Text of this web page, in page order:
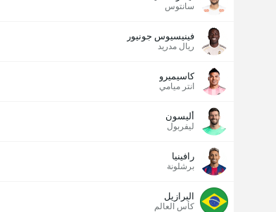
سانتوس
فينيسيوس جونيور
ريال مدريد
كاسيميرو
انتر ميامي
أليسون
ليفربول
رافينيا
برشلونة
البرازيل
كأس العالم